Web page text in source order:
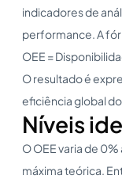
indicadores de
performance. A
OEE =
O resultado é
eficiência global
Níveis
O OEE varia de
máxima teórica.